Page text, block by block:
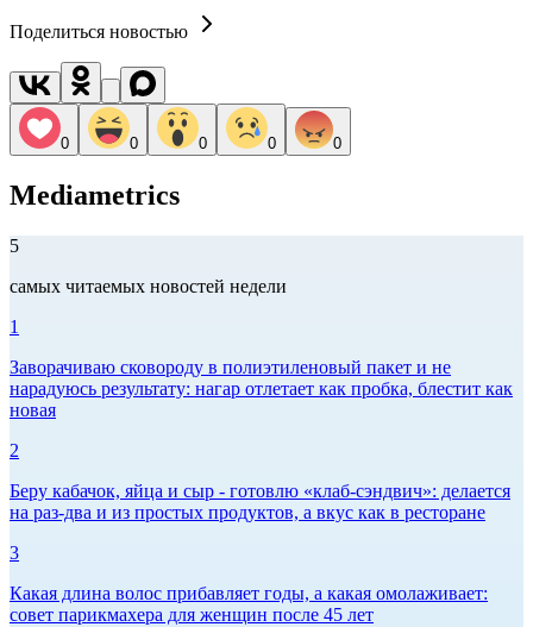
Поделиться новостью
0 0 0 0 0
Mediametrics
5
самых читаемых новостей недели
1
Заворачиваю сковороду в полиэтиленовый пакет и не
нарадуюсь результату: нагар отлетает как пробка, блестит как
новая
2
Беру кабачок, яйца и сыр - готовлю «клаб-сэндвич»: делается
на раз-два и из простых продуктов, а вкус как в ресторане
3
Какая длина волос прибавляет годы, а какая омолаживает:
совет парикмахера для женщин после 45 лет